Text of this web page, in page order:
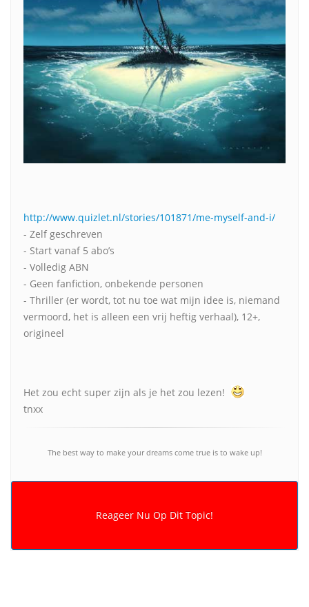
http://www.quizlet.nl/stories/101871/me-myself-and-i/
- Zelf geschreven
- Start vanaf 5 abo’s
- Volledig ABN
- Geen fanfiction, onbekende personen
- Thriller (er wordt, tot nu toe wat mijn idee is, niemand
vermoord, het is alleen een vrij heftig verhaal), 12+,
origineel
Het zou echt super zijn als je het zou lezen!
tnxx
The best way to make your dreams come true is to wake up!